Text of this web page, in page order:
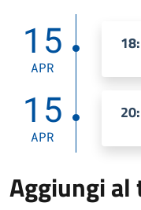
15
APR
15
APR
Aggiungi al